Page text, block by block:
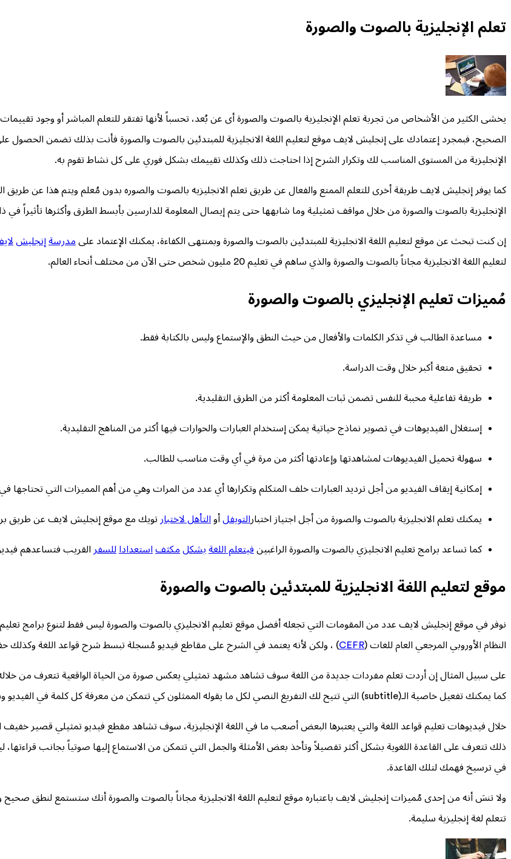
تعلم الإنجليزية بالصوت والصورة
يخشى الكثير من الأشخاص من تجربة تعلم الإنجليزية بالصوت والصورة أى عن بُعد، تحسباً لأنها تفتقر للتعلم المباشر أو وجود
الصحيح، فبمجرد إعتمادك على إنجليش لايف موقع لتعليم اللغة الانجليزية للمبتدئين بالصوت والصورة فأنت بذلك تضمن
الإنجليزية من المستوى المناسب لك وتكرار الشرح إذا احتاجت ذلك وكذلك تقييمك بشكل فوري على كل نشاط تقوم به.
كما يوفر إنجليش لايف طريقة أخرى للتعلم الممتع والفعال عن طريق تعلم الانجليزيه بالصوت والصوره بدون مُعلم ويتم هذا عن طريق
الإنجليزية بالصوت والصورة من خلال مواقف تمثيلية وما شابهها حتى يتم إيصال المعلومة للدارسين بأبسط الطرق وأكثرها تأثيراً في
إن كنت تبحث عن موقع لتعليم اللغة الانجليزية للمبتدئين بالصوت والصورة وبمنتهى الكفاءة، يمكنك الإعتماد على مدرسة إنجليش
لتعليم اللغة الانجليزية مجاناً بالصوت والصورة والذي ساهم في تعليم 20 مليون شخص حتى الآن من مختلف أنحاء العالم.
مُميزات تعليم الإنجليزي بالصوت والصورة
مساعدة الطالب في تذكر الكلمات والأفعال من حيث النطق والإستماع وليس بالكتابة فقط.
تحقيق متعة أكبر خلال وقت الدراسة.
طريقة تفاعلية محببة للنفس تضمن ثبات المعلومة أكثر من الطرق التقليدية.
إستغلال الفيديوهات في تصوير نماذج حياتية يمكن إستخدام العبارات والحوارات فيها أكثر من المناهج التقليدية.
سهولة تحميل الفيديوهات لمشاهدتها وإعادتها أكثر من مرة في أي وقت مناسب للطالب.
إمكانية إيقاف الفيديو من أجل ترديد العبارات خلف المتكلم وتكرارها أي عدد من المرات وهي من أهم المميزات التي تحتاجها في
يمكنك تعلم الانجليزية بالصوت والصورة من أجل اجتياز اختبارالتويفل أو التأهل لاختبار تويك مع موقع إنجليش لايف عن طريق
كما تساعد برامج تعليم الانجليزي بالصوت والصورة الراغبين فيتعلم اللغة بشكل مكثف استعدادا للسفر القريب فتساعدهم
موقع لتعليم اللغة الانجليزية للمبتدئين بالصوت والصورة
النظام الأوروبي المرجعي العام للغات (CEFR) ، ولكن لأنه يعتمد في الشرح على مقاطع فيديو مُسجلة تبسط شرح قواعد اللغة وكذلك
على سبيل المثال إن أردت تعلم مفردات جديدة من اللغة سوف تشاهد مشهد تمثيلي يعكس صورة من الحياة الواقعية تتعرف من
كما يمكنك تفعيل خاصية الـ(subtitle) التي تتيح لك التفريغ النصي لكل ما يقوله الممثلون كي تتمكن من معرفة كل كلمة في الفيديو وبذلك تكون قد تمكنت من تعلم الانجليزية بالصوت والصورة .
خلال فيديوهات تعليم قواعد اللغة والتي يعتبرها البعض أصعب ما في اللغة الإنجليزية، سوف تشاهد مقطع فيديو تمثيلي قصير
ذلك تتعرف على القاعدة اللغوية بشكل أكثر تفصيلاً وتأخذ بعض الأمثلة والجمل التي تتمكن من الاستماع إليها صوتياً بجانب
في ترسيخ فهمك لتلك القاعدة.
تتعلم لغة إنجليزية سليمة.